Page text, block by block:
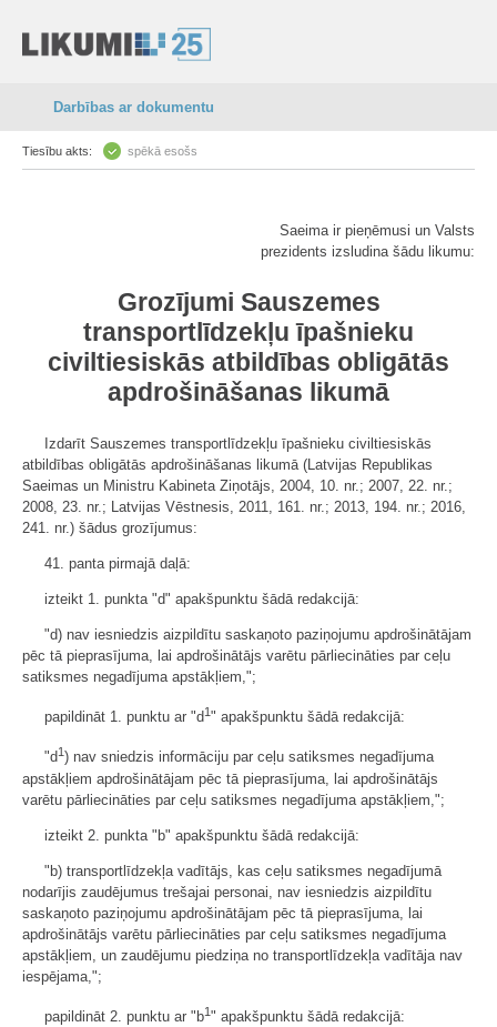
Darbības ar dokumentu
Tiesību akts: spēkā esošs
Saeima ir pieņēmusi un Valsts
prezidents izsludina šādu likumu:
Grozījumi Sauszemes
transportlīdzekļu īpašnieku
civiltiesiskās atbildības obligātās
apdrošināšanas likumā
Izdarīt Sauszemes transportlīdzekļu īpašnieku civiltiesiskās
atbildības obligātās apdrošināšanas likumā (Latvijas Republikas
Saeimas un Ministru Kabineta Ziņotājs, 2004, 10. nr.; 2007, 22. nr.;
2008, 23. nr.; Latvijas Vēstnesis, 2011, 161. nr.; 2013, 194. nr.; 2016,
241. nr.) šādus grozījumus:
41. panta pirmajā daļā:
izteikt 1. punkta "d" apakšpunktu šādā redakcijā:
"d) nav iesniedzis aizpildītu saskaņoto paziņojumu apdrošinātājam
pēc tā pieprasījuma, lai apdrošinātājs varētu pārliecināties par ceļu
satiksmes negadījuma apstākļiem,";
papildināt 1. punktu ar "d1" apakšpunktu šādā redakcijā:
"d1 ) nav sniedzis informāciju par ceļu satiksmes negadījuma
apstākļiem apdrošinātājam pēc tā pieprasījuma, lai apdrošinātājs
varētu pārliecināties par ceļu satiksmes negadījuma apstākļiem,";
izteikt 2. punkta "b" apakšpunktu šādā redakcijā:
"b) transportlīdzekļa vadītājs, kas ceļu satiksmes negadījumā
nodarījis zaudējumus trešajai personai, nav iesniedzis aizpildītu
saskaņoto paziņojumu apdrošinātājam pēc tā pieprasījuma, lai
apdrošinātājs varētu pārliecināties par ceļu satiksmes negadījuma
apstākļiem, un zaudējumu piedziņa no transportlīdzekļa vadītāja nav
iespējama,";
papildināt 2. punktu ar "b1" apakšpunktu šādā redakcijā: